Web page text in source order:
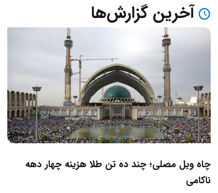
آخرین گزارش‌ها
چاه ویل مصلی؛ چند ده تن طلا هزینه چهار دهه
ناکامی